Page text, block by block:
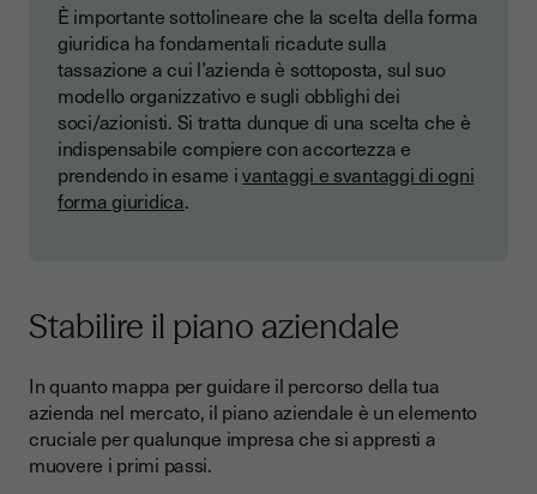
È importante sottolineare che la scelta della forma
giuridica ha fondamentali ricadute sulla
tassazione a cui l’azienda è sottoposta, sul suo
modello organizzativo e sugli obblighi dei
soci/azionisti. Si tratta dunque di una scelta che è
indispensabile compiere con accortezza e
prendendo in esame ivantaggi e svantaggi di ogni
forma giuridica.
Stabilire il piano aziendale
In quanto mappa per guidare il percorso della tua
azienda nel mercato, il piano aziendale è un elemento
cruciale per qualunque impresa che si appresti a
muovere i primi passi.